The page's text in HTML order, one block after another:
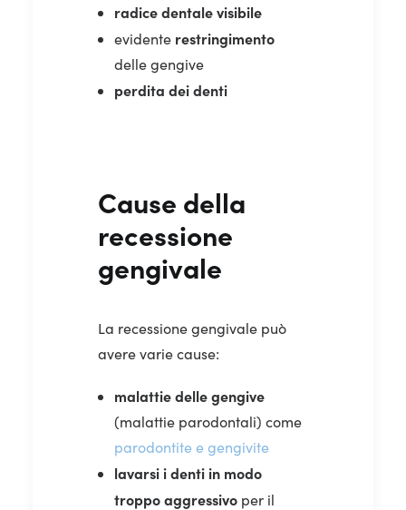
radice dentale visibile
evidente restringimento
delle gengive
perdita dei denti
Cause della
recessione
gengivale
La recessione gengivale può
avere varie cause:
malattie delle gengive
(malattie parodontali) come
parodontite e gengivite
lavarsi i denti in modo
troppo aggressivo per il